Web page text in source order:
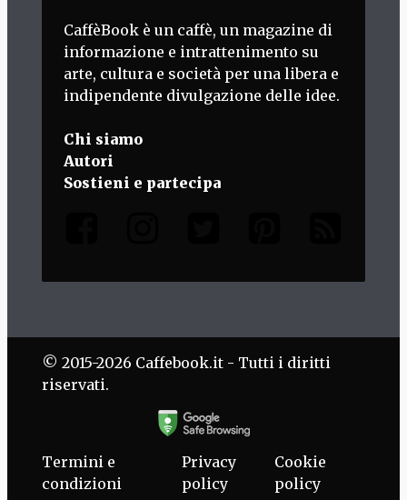
CaffèBook è un caffè, un magazine di
informazione e intrattenimento su
arte, cultura e società per una libera e
indipendente divulgazione delle idee.
Chi siamo
Autori
Sostieni e partecipa
© 2015-2026 Caffebook.it - Tutti i diritti
riservati.
Termini e
condizioni
Privacy
policy
Cookie
policy